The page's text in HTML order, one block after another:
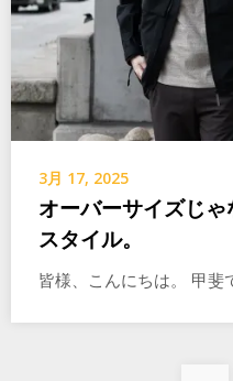
3月 17, 2025
オーバーサイズじ
スタイル。
皆様、こんにちは。 甲